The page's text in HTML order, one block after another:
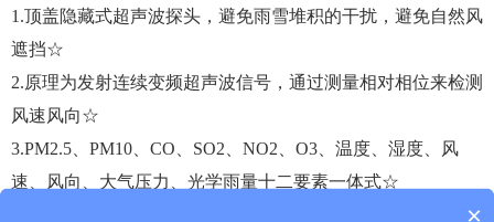
1.顶盖隐藏式超声波探头，避免雨雪堆积的干扰，避免自然风
遮挡☆
2.原理为发射连续变频超声波信号，通过测量相对相位来检测
风速风向☆
3.PM2.5、PM10、CO、SO2、NO2、O3、温度、湿度、风
速、风向、大气压力、光学雨量十二要素一体式☆
×